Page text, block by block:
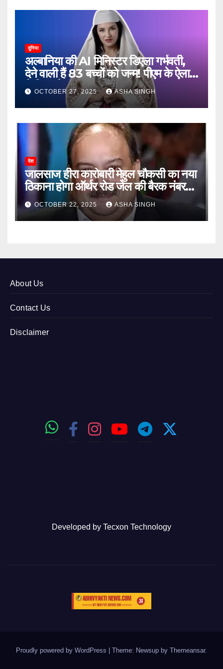
दुनिया
अल्बानिया की AI मिनिस्‍टर डिएला गर्भवती,
देने वाली हैं 83 बच्चों को जन्‍म! पीएम के ऐलान
ने किया हैरान
OCTOBER 27, 2025 ASHA SINGH
देश
जालसाज हीरा कारोबारी मेहुल चौकसी का नया
ठिकाना होगा ऑर्थर रोड जेल की बैरक नंबर
12OCTOBER 22, 2025 ASHA SINGH
About Us
Contact Us
Disclaimer
Developed by Tecxon Technology
Proudly powered by WordPress | Theme: Newsup by Themeansar.